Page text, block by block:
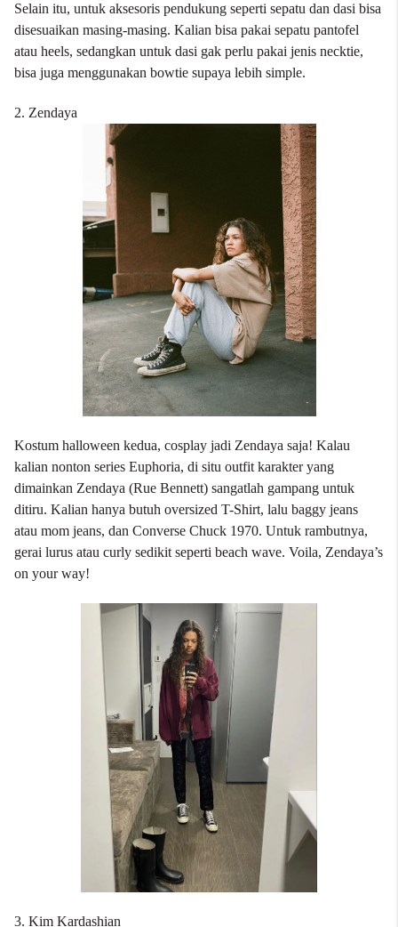
Selain itu, untuk aksesoris pendukung seperti sepatu dan dasi bisa
disesuaikan masing-masing. Kalian bisa pakai sepatu pantofel
atau heels, sedangkan untuk dasi gak perlu pakai jenis necktie,
bisa juga menggunakan bowtie supaya lebih simple.
2. Zendaya
Kostum halloween kedua, cosplay jadi Zendaya saja! Kalau
kalian nonton series Euphoria, di situ outfit karakter yang
dimainkan Zendaya (Rue Bennett) sangatlah gampang untuk
ditiru. Kalian hanya butuh oversized T-Shirt, lalu baggy jeans
atau mom jeans, dan Converse Chuck 1970. Untuk rambutnya,
gerai lurus atau curly sedikit seperti beach wave. Voila, Zendaya’s
on your way!
3. Kim Kardashian